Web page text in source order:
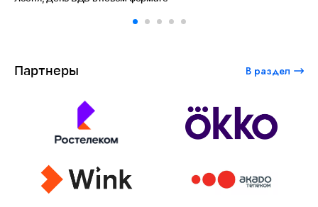
Партнеры В раздел